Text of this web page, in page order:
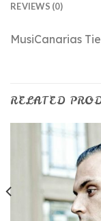
REVIEWS (0)
MusiCanarias
RELATED